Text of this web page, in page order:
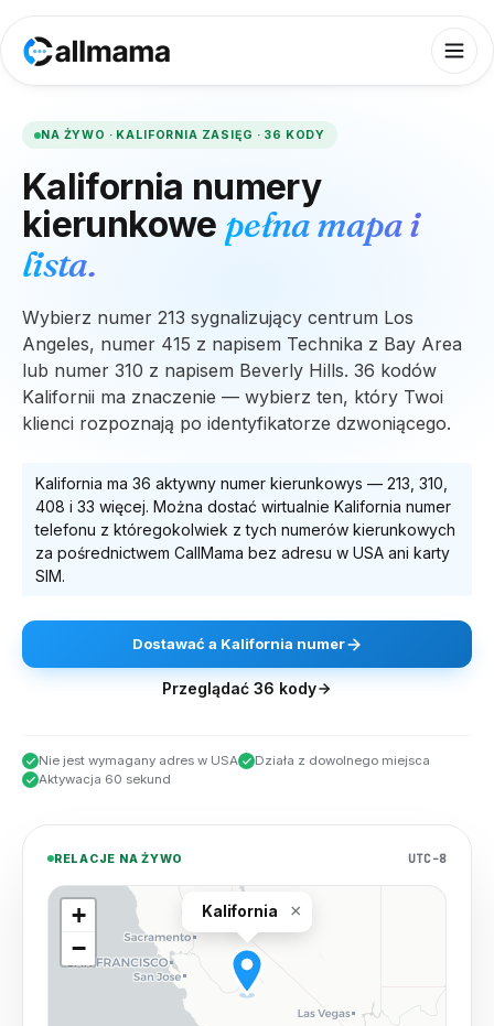
NA ŻYWO · KALIFORNIA ZASIĘG · 36 KODY
Kalifornia numery
kierunkowe pełna mapa i
lista.
Wybierz numer 213 sygnalizujący centrum Los
Angeles, numer 415 z napisem Technika z Bay Area
lub numer 310 z napisem Beverly Hills. 36 kodów
Kalifornii ma znaczenie — wybierz ten, który Twoi
klienci rozpoznają po identyfikatorze dzwoniącego.
Kalifornia ma 36 aktywny numer kierunkowys — 213, 310,
408 i 33 więcej. Można dostać wirtualnie Kalifornia numer
telefonu z któregokolwiek z tych numerów kierunkowych
za pośrednictwem CallMama bez adresu w USA ani karty
SIM.
Dostawać a Kalifornia numer
Przeglądać 36 kody
Nie jest wymagany adres w USA
Działa z dowolnego miejsca
Aktywacja 60 sekund
RELACJE NA ŻYWO UTC-8
Kalifornia ×
+
−